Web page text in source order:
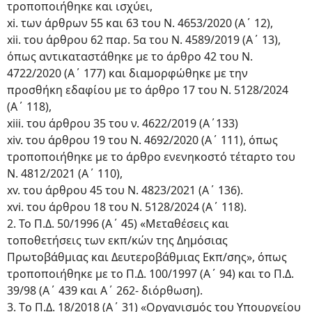
τροποποιήθηκε και ισχύει,
xi. των άρθρων 55 και 63 του Ν. 4653/2020 (Α΄ 12),
xii. του άρθρου 62 παρ. 5α του Ν. 4589/2019 (Α΄ 13),
όπως αντικαταστάθηκε με το άρθρο 42 του Ν.
4722/2020 (Α΄ 177) και διαμορφώθηκε με την
προσθήκη εδαφίου με το άρθρο 17 του Ν. 5128/2024
(Α΄ 118),
xiii. του άρθρου 35 του ν. 4622/2019 (Α΄133)
xiv. του άρθρου 19 του Ν. 4692/2020 (Α΄ 111), όπως
τροποποιήθηκε με το άρθρο ενενηκοστό τέταρτο του
Ν. 4812/2021 (Α΄ 110),
xv. του άρθρου 45 του Ν. 4823/2021 (Α΄ 136).
xvi. του άρθρου 18 του Ν. 5128/2024 (Α΄ 118).
2. Το Π.Δ. 50/1996 (Α΄ 45) «Μεταθέσεις και
τοποθετήσεις των εκπ/κών της Δημόσιας
Πρωτοβάθμιας και Δευτεροβάθμιας Εκπ/σης», όπως
τροποποιήθηκε με το Π.Δ. 100/1997 (Α΄ 94) και το Π.Δ.
39/98 (Α΄ 439 και Α΄ 262- διόρθωση).
3. Tο Π.Δ. 18/2018 (Α΄ 31) «Οργανισμός του Υπουργείου